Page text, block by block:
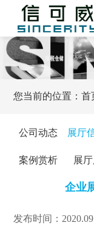
您当前的位置：首
公司动态 展厅
案例赏析 展
企业
发布时间：